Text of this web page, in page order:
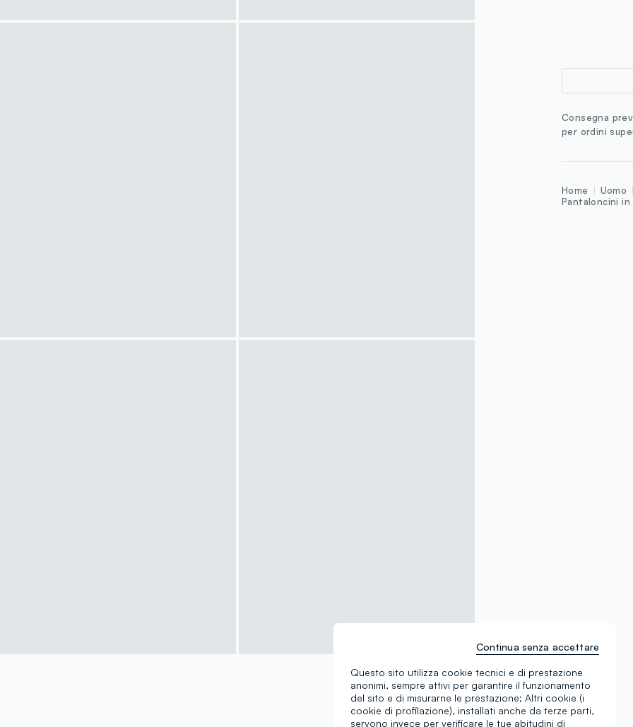
Consegna
per ordini
Home Uomo
Pantaloncini
Questo sito utilizza cookie tecnici e di prestazione
anonimi, sempre attivi per garantire il funzionamento
del sito e di misurarne le prestazione; Altri cookie (i
cookie di profilazione), installati anche da terze parti,
servono invece per verificare le tue abitudini di
Continua senza accettare